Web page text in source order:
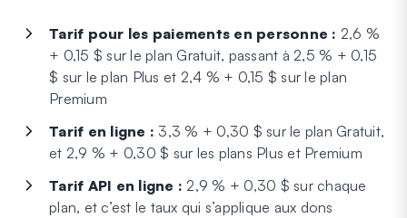
Tarif pour les paiements en personne : 2,6 %
+ 0,15 $ sur le plan Gratuit, passant à 2,5 % + 0,15
$ sur le plan Plus et 2,4 % + 0,15 $ sur le plan
Premium
Tarif en ligne : 3,3 % + 0,30 $ sur le plan Gratuit,
et 2,9 % + 0,30 $ sur les plans Plus et Premium
Tarif API en ligne : 2,9 % + 0,30 $ sur chaque
plan, et c’est le taux qui s’applique aux dons